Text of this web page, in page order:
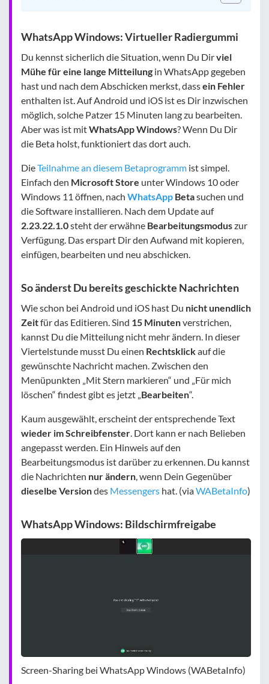
WhatsApp Windows: Virtueller Radiergummi
Du kennst sicherlich die Situation, wenn Du Dirviel
Mühe für eine lange Mitteilung in WhatsApp gegeben
hast und nach dem Abschicken merkst, dassein Fehler
enthalten ist. Auf Android und iOS ist es Dir inzwischen
möglich, solche Patzer 15 Minuten lang zu bearbeiten.
Aber was ist mitWhatsApp Windows? Wenn Du Dir
die Beta holst, funktioniert das dort auch.
DieTeilnahme an diesem Betaprogramm ist simpel.
Einfach den Microsoft Store unter Windows 10 oder
Windows 11 öffnen, nach WhatsApp Betasuchen und
die Software installieren. Nach dem Update auf
2.23.22.1.0steht der erwähne Bearbeitungsmoduszur
Verfügung. Das erspart Dir den Aufwand mit kopieren,
einfügen, bearbeiten und neu abschicken.
So änderst Du bereits geschickte Nachrichten
Wie schon bei Android und iOS hast Du nicht unendlich
Zeitfür das Editieren. Sind 15 Minutenverstrichen,
kannst Du die Mitteilung nicht mehr ändern. In dieser
Viertelstunde musst Du einen Rechtsklickauf die
gewünschte Nachricht machen. Zwischen den
Menüpunkten „Mit Stern markieren“ und „Für mich
löschen“ findest gibt es jetzt „Bearbeiten“.
Kaum ausgewählt, erscheint der entsprechende Text
wieder im Schreibfenster. Dort kann er nach Belieben
angepasst werden. Ein Hinweis auf den
Bearbeitungsmodus ist darüber zu erkennen. Du kannst
die Nachrichten nur ändern, wenn Dein Gegenüber
dieselbe Versiondes Messengers hat. (viaWABetaInfo)
WhatsApp Windows: Bildschirmfreigabe
Screen-Sharing bei WhatsApp Windows (WABetaInfo)